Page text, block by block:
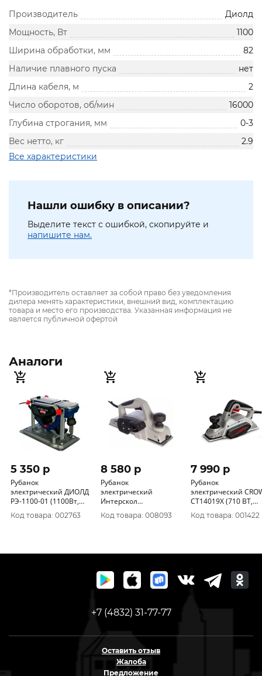
Производитель
Диолд
Мощность, Вт
1100
Ширина обработки, мм
82
Наличие плавного пуска
нет
Длина кабеля, м
2
Число оборотов, об/мин
16000
Глубина строгания, мм
0-3
Вес нетто, кг
2.9
Все характеристики
Нашли ошибку в описании?
Выделите текст с ошибкой, скопируйте и
напишите нам.
*Производитель оставляет за собой право без уведомления
дилера менять характеристики, внешний вид, комплектацию
товара и место его производства. Указанная информация не
является публичной офертой
Аналоги
5 350 p
Рубанок
электрический ДИОЛД
РЭ-1100-01 (1100Вт,
16000об/мин, шир/
глуб 82*0-3мм(с
Код товара: 002763
8 580 p
Рубанок
электрический
Интерскол
Р-110/1100М (1, 1кВт,
110мм, 0-3мм, стац)
Код товара: 008093
7 990 p
Рубанок
электрический
CT14019X (710 ВТ,
82мм. 0-3мм, 2, 8кг.
16000 ОБ/МИН)
Код товара: 001422
+7 (4832) 31-77-77
Оставить отзыв
Жалоба
Предложение